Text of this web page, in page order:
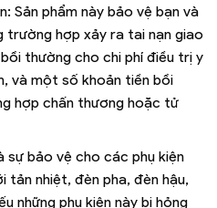
Sản phẩm này bảo vệ bạn và
trường hợp xảy ra tai nạn giao
thường cho chi phí điều trị y
và một số khoản tiền bồi
hợp chấn thương hoặc tử
sự bảo vệ cho các phụ kiện
tản nhiệt, đèn pha, đèn hậu,
những phụ kiện này bị hỏng